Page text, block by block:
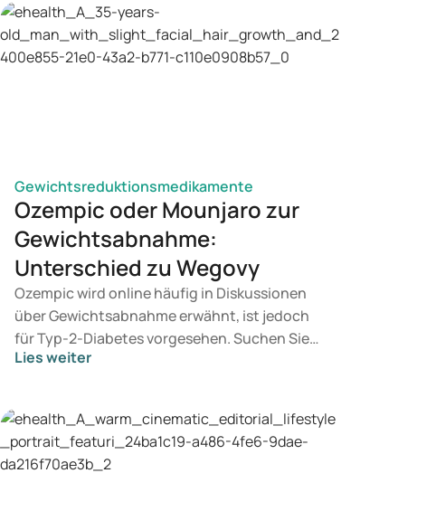
Gewichtsreduktionsmedikamente
Ozempic oder Mounjaro zur
Gewichtsabnahme:
Unterschied zu Wegovy
Ozempic wird online häufig in Diskussionen
über Gewichtsabnahme erwähnt, ist jedoch
für Typ-2-Diabetes vorgesehen. Suchen Sie
eine Behandlung zur Gewichtskontrolle,
entscheidet ein Arzt auf Basis Ihrer
Gesundheit, Ihres BMI und Ihres
Medikamentengebrauchs.
Lies weiter